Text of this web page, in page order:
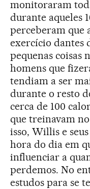
monitoraram
durante aqueles
perceberam que
exercício dantes
pequenas coisas
homens que
tendiam a ser
durante o resto
cerca de 100
que treinavam
isso, Willis e
hora do dia em
influenciar a
perdemos. No
estudos para se